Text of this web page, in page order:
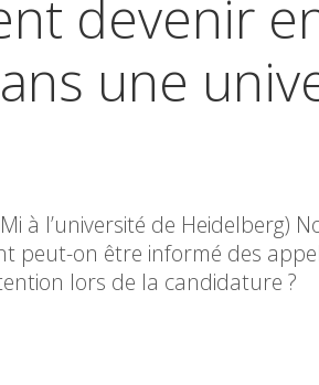
devenir
une
à l’université de
peut-on être informé des
lors de la candidature ?